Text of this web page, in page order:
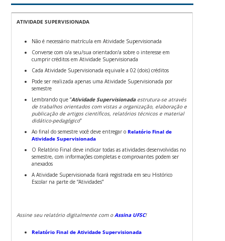
ATIVIDADE SUPERVISIONADA
Não é necessário matrícula em Atividade Supervisionada
Converse com o/a seu/sua orientador/a sobre o interesse em
cumprir créditos em Atividade Supervisionada
Cada Atividade Supervisionada equivale a 02 (dois) créditos
Pode ser realizada apenas uma Atividade Supervisionada por
semestre
Lembrando que “Atividade Supervisionadaestrutura-se através
de trabalhos orientados com vistas a organização, elaboração e
publicação de artigos científicos, relatórios técnicos e material
didático-pedagógico“
Ao final do semestre você deve entregar oRelatório Final de
Atividade Supervisionada
O Relatório Final deve indicar todas as atividades desenvolvidas no
semestre, com informações completas e comprovantes podem ser
anexados
A Atividade Supervisionada ficará registrada em seu Histórico
Escolar na parte de “Atividades”
Assine seu relatório digitalmente com oAssina UFSC!
Relatório Final de Atividade Supervisionada